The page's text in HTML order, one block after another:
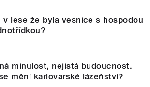
v lese že byla vesnice s hospodou
minulost, nejistá budoucnost.
mění karlovarské lázeňství?